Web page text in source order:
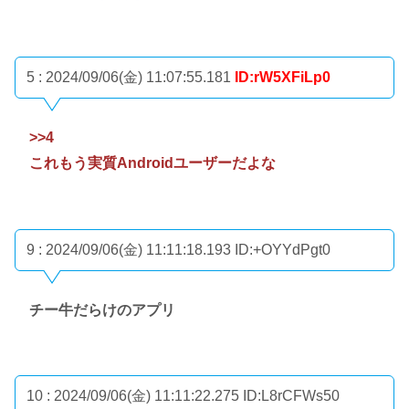
5 : 2024/09/06(金) 11:07:55.181 ID:rW5XFiLp0
>>4
これもう実質Androidユーザーだよな
9 : 2024/09/06(金) 11:11:18.193 ID:+OYYdPgt0
チー牛だらけのアプリ
10 : 2024/09/06(金) 11:11:22.275 ID:L8rCFWs50